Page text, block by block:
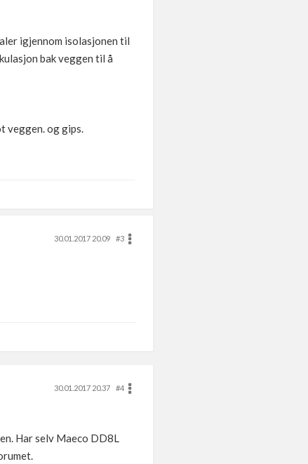
igjennom isolasjonen til
bak veggen til å
veggen. og gips.
30.01.2017 20.09
#3
30.01.2017 20.37
#4
Har selv Maeco DD8L